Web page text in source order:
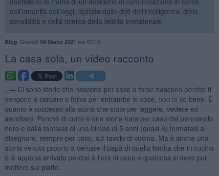
dell’umanità dell’oggi, ispirata dalle doti dell’intelligenza, della
sensibilità e della ricerca della felicità immateriale.
Blog Giovedì 04 Marzo 2021 ore 07:10
​La casa sola, un video racconto
. — Ci sono storie che nascono per caso o forse nascono perché ti
vengono a cercare o forse per entrambe le cose, non lo so bene. È
quanto è successo alla storia che state per leggere, vedere ed
ascoltare. Perché di certo è una storia nata per caso dal pennarello
nero e dalla fantasia di una bimba di 5 anni (quasi 6) fermatasi a
disegnare, sempre per caso, sul tavolo di cucina. Ma è anche una
storia venuta proprio a cercare il papà di quella bimba che in cucina
ci è appena arrivato perché è l'ora di cena e qualcosa si deve pur
mettere sul piatto.